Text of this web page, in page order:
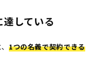
している
1つの名義で契約できる